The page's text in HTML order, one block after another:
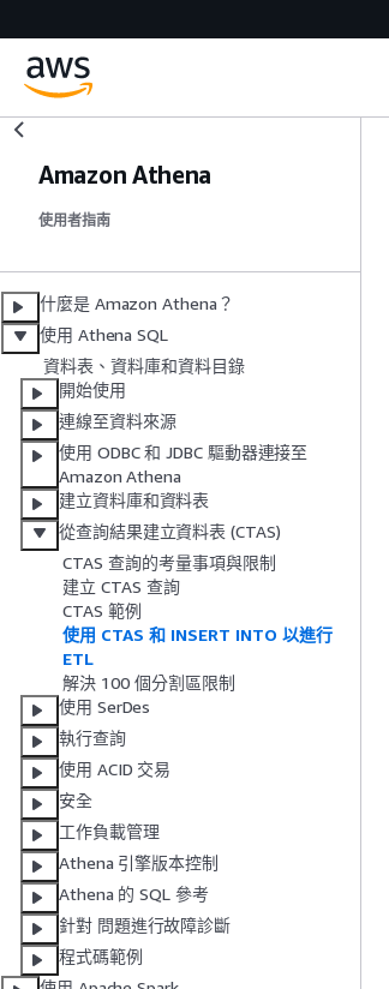
Amazon Athena
使用者指南
什麼是 Amazon Athena？
使用 Athena SQL
資料表、資料庫和資料目錄
開始使用
連線至資料來源
使用 ODBC 和 JDBC 驅動器連接至
Amazon Athena
建立資料庫和資料表
從查詢結果建立資料表 (CTAS)
CTAS 查詢的考量事項與限制
建立 CTAS 查詢
CTAS 範例
使用 CTAS 和 INSERT INTO 以進行
ETL
解決 100 個分割區限制
使用 SerDes
執行查詢
使用 ACID 交易
安全
工作負載管理
Athena 引擎版本控制
Athena 的 SQL 參考
針對 問題進行故障診斷
程式碼範例